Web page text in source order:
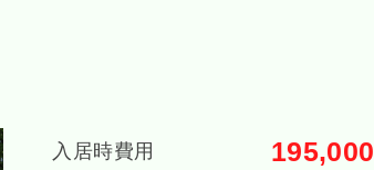
入居時費用 195,000